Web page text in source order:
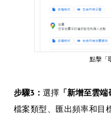
點擊「
步驟3：選擇 「新增至雲端
檔案類型、匯出頻率和目